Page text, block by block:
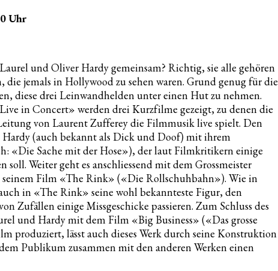
Uhr
und Oliver Hardy gemeinsam? Richtig, sie alle gehören
die jemals in Hollywood zu sehen waren. Grund genug für die
diese drei Leinwandhelden unter einen Hut zu nehmen.
in Concert» werden drei Kurzfilme gezeigt, zu denen die
von Laurent Zufferey die Filmmusik live spielt. Den
(auch bekannt als Dick und Doof) mit ihrem
«Die Sache mit der Hose»), der laut Filmkritikern einige
Weiter geht es anschliessend mit dem Grossmeister
Film «The Rink» («Die Rollschuhbahn»). Wie in
in «The Rink» seine wohl bekannteste Figur, den
Zufällen einige Missgeschicke passieren. Zum Schluss des
und Hardy mit dem Film «Big Business» («Das grosse
produziert, lässt auch dieses Werk durch seine Konstruktion
Publikum zusammen mit den anderen Werken einen